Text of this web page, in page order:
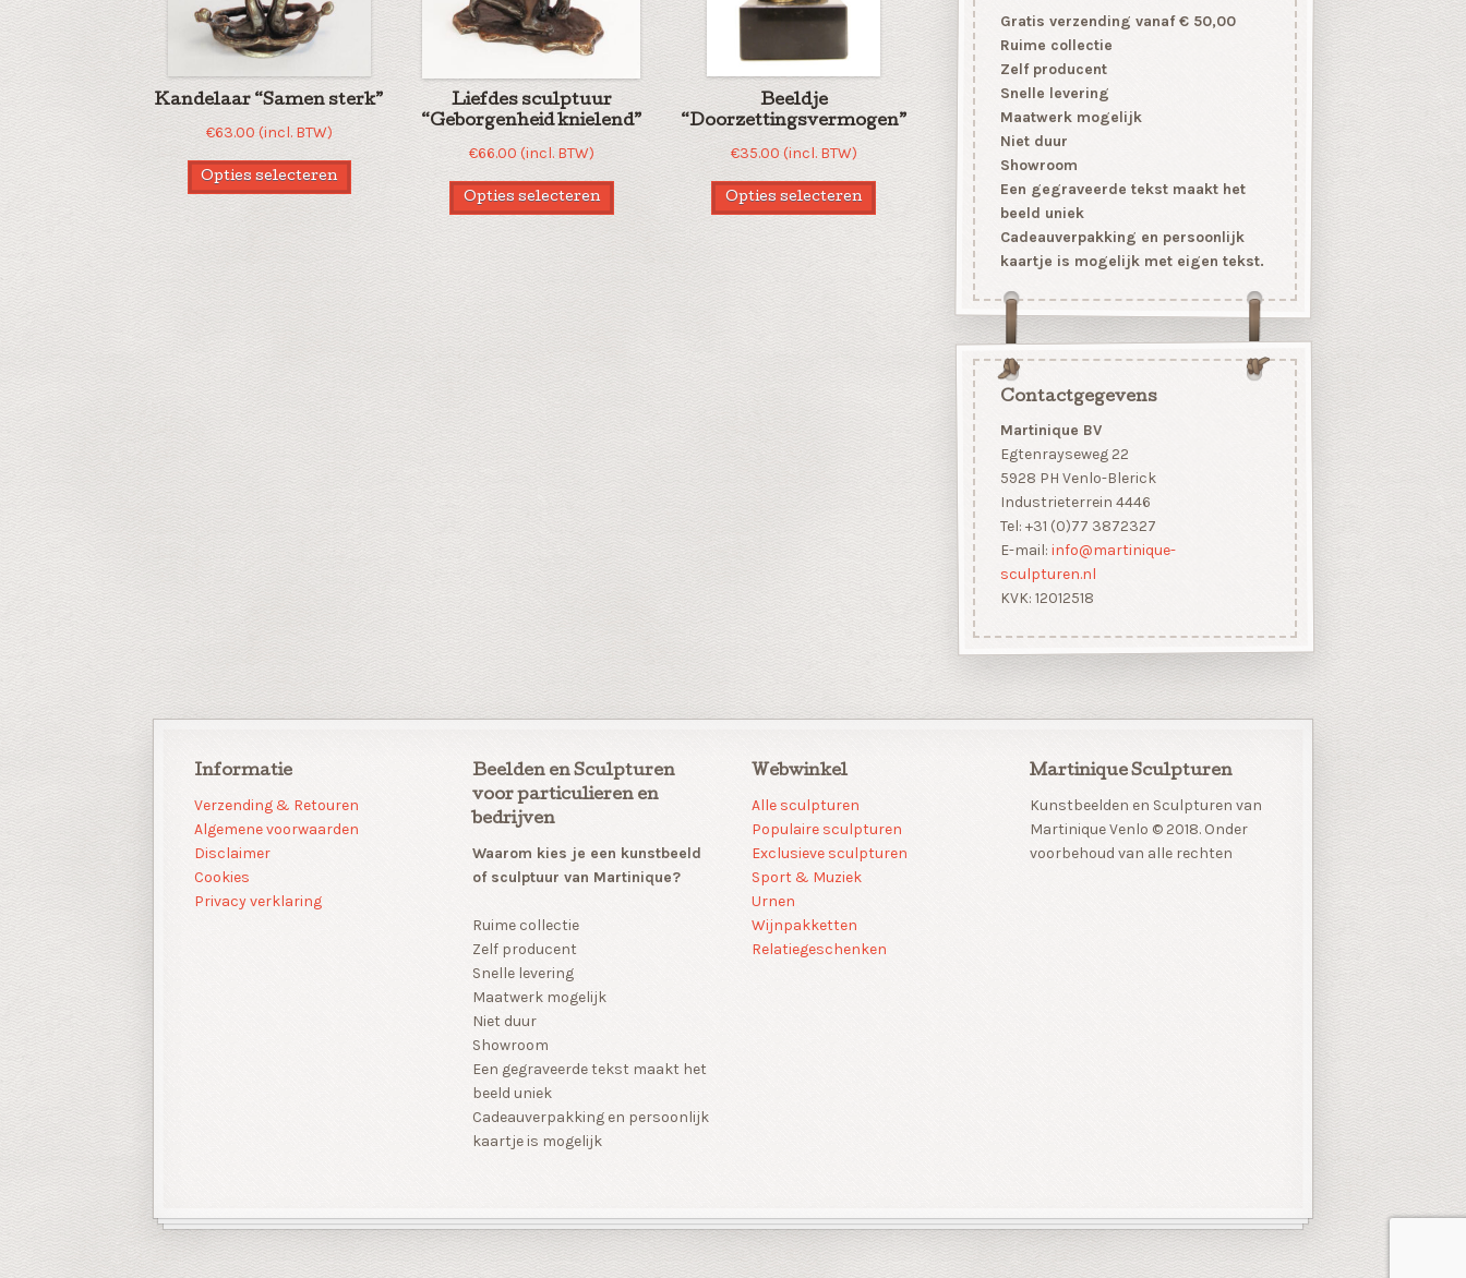
Kandelaar “Samen sterk”
€63.00 (incl. BTW)
Opties selecteren
Liefdes sculptuur
“Geborgenheid knielend”
€66.00 (incl. BTW)
Opties selecteren
Beeldje
“Doorzettingsvermogen”
€35.00 (incl. BTW)
Opties selecteren
Gratis verzending vanaf € 50,00
Ruime collectie
Zelf producent
Snelle levering
Maatwerk mogelijk
Niet duur
Showroom
Een gegraveerde tekst maakt het
beeld uniek
Cadeauverpakking en persoonlijk
kaartje is mogelijk met eigen tekst.
Contactgegevens
Martinique BV
Egtenrayseweg 22
5928 PH Venlo-Blerick
Industrieterrein 4446
Tel: +31 (0)77 3872327
E-mail: info@martinique-
sculpturen.nl
KVK: 12012518
Informatie
Verzending & Retouren
Algemene voorwaarden
Disclaimer
Cookies
Privacy verklaring
Beelden en Sculpturen
voor particulieren en
bedrijven
Waarom kies je een kunstbeeld
of sculptuur van Martinique?
Ruime collectie
Zelf producent
Snelle levering
Maatwerk mogelijk
Niet duur
Showroom
Een gegraveerde tekst maakt het
beeld uniek
Cadeauverpakking en persoonlijk
kaartje is mogelijk
Webwinkel
Alle sculpturen
Populaire sculpturen
Exclusieve sculpturen
Sport & Muziek
Urnen
Wijnpakketten
Relatiegeschenken
Martinique Sculpturen
Kunstbeelden en Sculpturen van
Martinique Venlo © 2018. Onder
voorbehoud van alle rechten